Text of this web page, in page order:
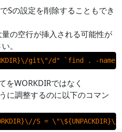
Sの設定を削除することもでき
の空行が挿入される可能性が
。
git\"/d" `find . -name
をWORKDIRではなく
に調整するのに以下のコマン
S =